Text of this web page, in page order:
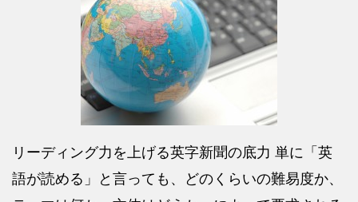
リーディング力を上げる英字新聞の底力 単に「英
語が読める」と言っても、どのくらいの難易度か、